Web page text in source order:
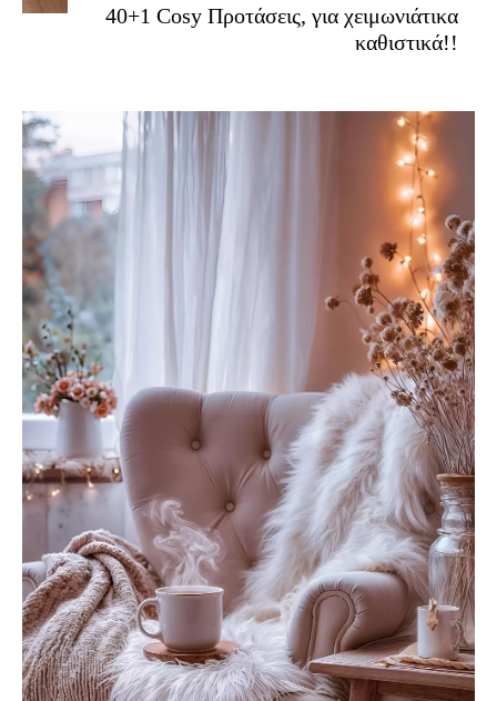
40+1 Cosy Προτάσεις, για χειμωνιάτικα
καθιστικά!!